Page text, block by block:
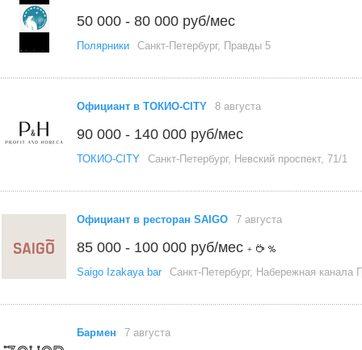
50 000 - 80 000 руб/мес
Полярники Санкт-Петербург, Правды 5
Официант в ТОКИО-CITY 8 августа
90 000 - 140 000 руб/мес
ТОКИО-CITY Санкт-Петербург, Невский проспект, 71/1
Официант в ресторан SAIGO 7 августа
85 000 - 100 000 руб/мес +
Saigo Izakaya bar Санкт-Петербург, Набережная канала
Бармен 7 августа